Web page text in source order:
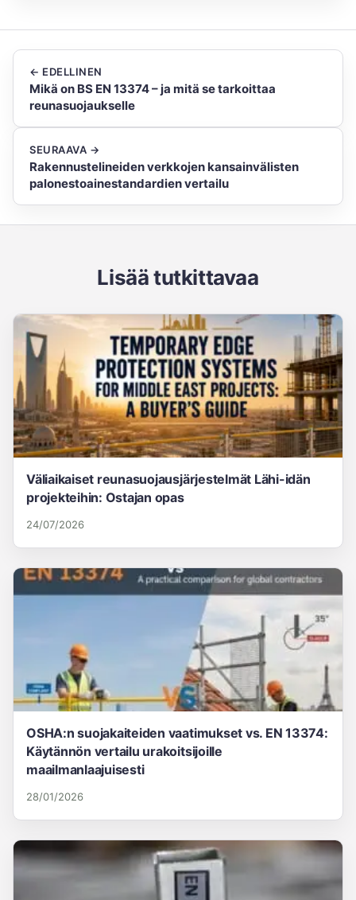
← EDELLINEN
Mikä on BS EN 13374 – ja mitä se tarkoittaa
reunasuojaukselle
SEURAAVA →
Rakennustelineiden verkkojen kansainvälisten
palonestoainestandardien vertailu
Lisää tutkittavaa
Väliaikaiset reunasuojausjärjestelmät Lähi-idän
projekteihin: Ostajan opas
24/07/2026
OSHA:n suojakaiteiden vaatimukset vs. EN 13374:
Käytännön vertailu urakoitsijoille
maailmanlaajuisesti
28/01/2026